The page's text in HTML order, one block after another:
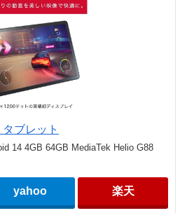
ブレット
14 4GB 64GB MediaTek Helio G88
yahoo 楽天